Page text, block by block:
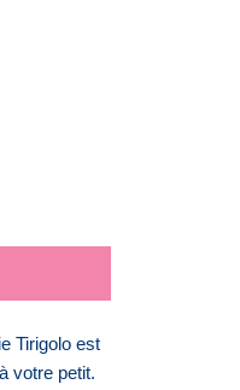
Tirigolo est
votre petit.